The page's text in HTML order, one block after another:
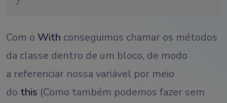
Com o With conseguimos chamar os métodos
da classe dentro de um bloco, de modo
a referenciar nossa variável por meio
do this (Como também podemos fazer sem